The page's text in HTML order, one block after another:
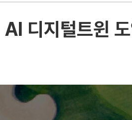
디지털트윈